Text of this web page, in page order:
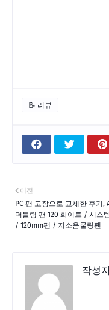
📝 리뷰
이전
PC 팬 고장으로 교체한 후기,
더블링 팬 120 화이트 / 시스
/ 120mm팬 / 저소음쿨링팬
작성